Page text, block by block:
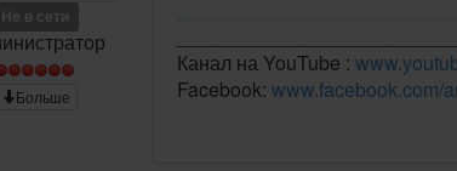
Не в сети
Больше
Канал на YouTube :
Facebook: www.facebook.com/